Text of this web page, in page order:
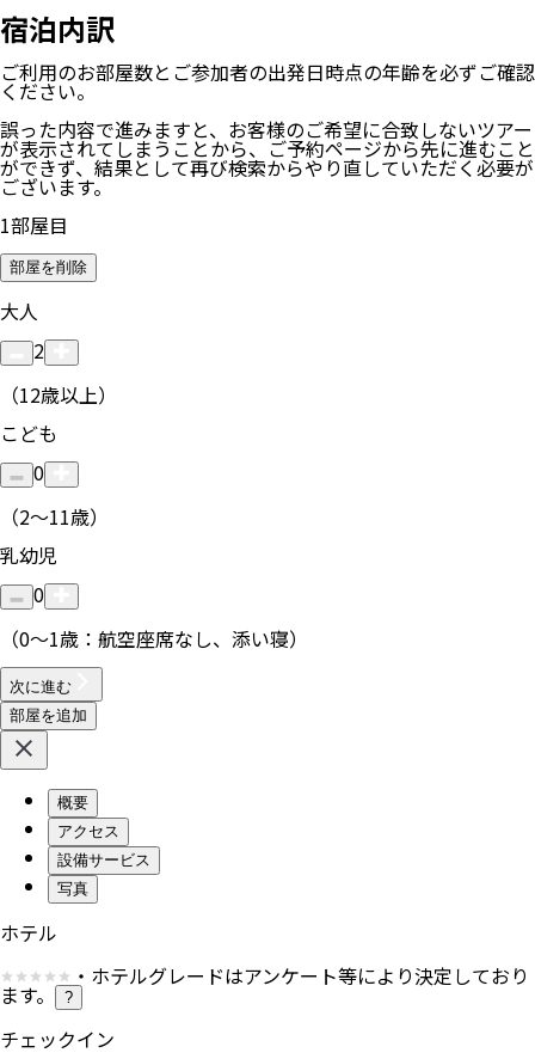
宿泊内訳
ご利用のお部屋数とご参加者の出発日時点の年齢を必ずご確認
ください。
誤った内容で進みますと、お客様のご希望に合致しないツアー
が表示されてしまうことから、ご予約ページから先に進むこと
ができず、結果として再び検索からやり直していただく必要が
ございます。
1部屋目
部屋を削除
大人
2
（12歳以上）
こども
0
（2〜11歳）
乳幼児
0
（0〜1歳：航空座席なし、添い寝）
次に進む
部屋を追加
概要
アクセス
設備サービス
写真
ホテル
・ホテルグレードはアンケート等により決定しており
ます。 ?
チェックイン